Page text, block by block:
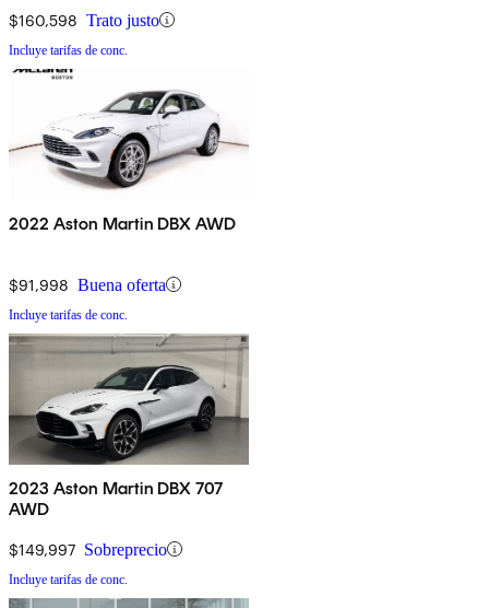
$160,598 Trato justo
Incluye tarifas de conc.
2022 Aston Martin DBX AWD
$91,998 Buena oferta
Incluye tarifas de conc.
2023 Aston Martin DBX 707
AWD
$149,997 Sobreprecio
Incluye tarifas de conc.